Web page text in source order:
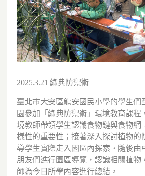
2025.3.21 綠典防禦術
臺北市大安區龍安國民小學的學生們
園參加「綠典防禦術」環境教育課程
境教師帶領學生認識食物鏈與食物網
樣性的重要性；接著深入探討植物的
導學生實際走入園區內探索。隨後由
朋友們進行園區導覽，認識相關植物
師為今日所學內容進行總結。